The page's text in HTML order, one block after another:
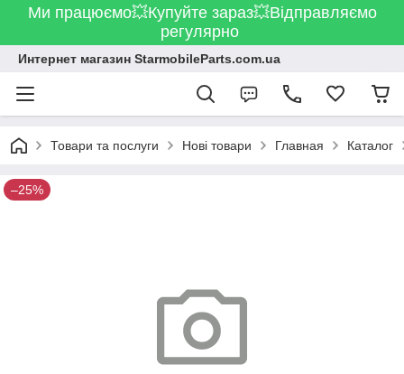
Ми працюємо💥Купуйте зараз💥Відправляємо
регулярно
Интернет магазин StarmobileParts.com.ua
Товари та послуги Нові товари Главная Каталог
–25%